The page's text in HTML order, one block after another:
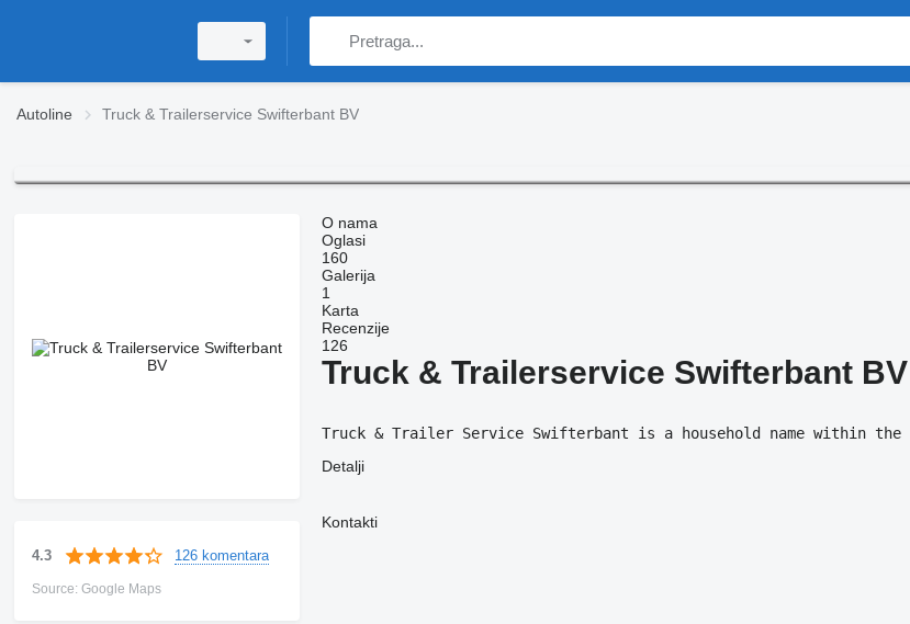
Autoline Truck & Trailerservice Swifterbant BV
4.3 126 komentara
Source: Google Maps
O nama
Oglasi
160
Galerija
1
Karta
Recenzije
126
Truck & Trailerservice Swifterbant BV
Truck & Trailer Service Swifterbant is a household name within the
Detalji
Kontakti